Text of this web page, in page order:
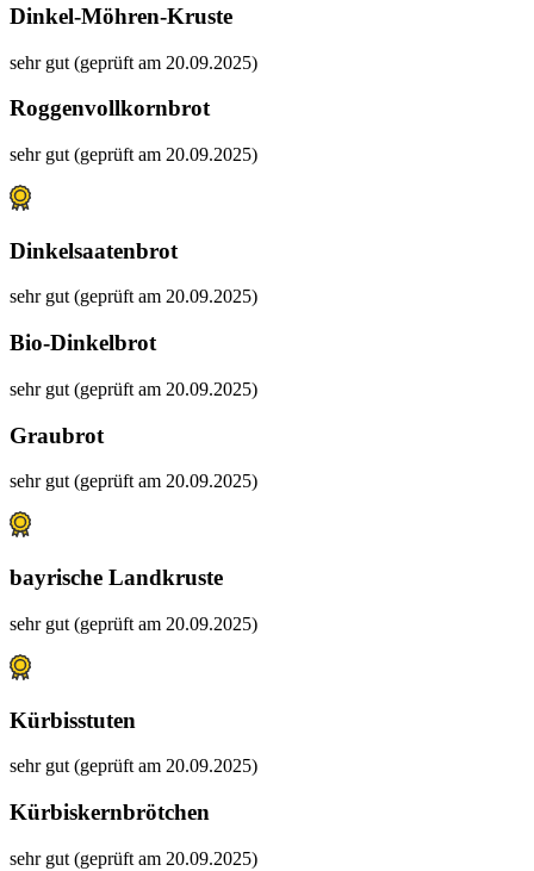
Dinkel-Möhren-Kruste
sehr gut (geprüft am 20.09.2025)
Roggenvollkornbrot
sehr gut (geprüft am 20.09.2025)
Dinkelsaatenbrot
sehr gut (geprüft am 20.09.2025)
Bio-Dinkelbrot
sehr gut (geprüft am 20.09.2025)
Graubrot
sehr gut (geprüft am 20.09.2025)
bayrische Landkruste
sehr gut (geprüft am 20.09.2025)
Kürbisstuten
sehr gut (geprüft am 20.09.2025)
Kürbiskernbrötchen
sehr gut (geprüft am 20.09.2025)